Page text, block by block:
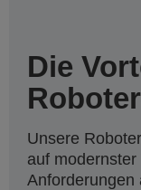
Die
Unsere
auf
Anforderungen